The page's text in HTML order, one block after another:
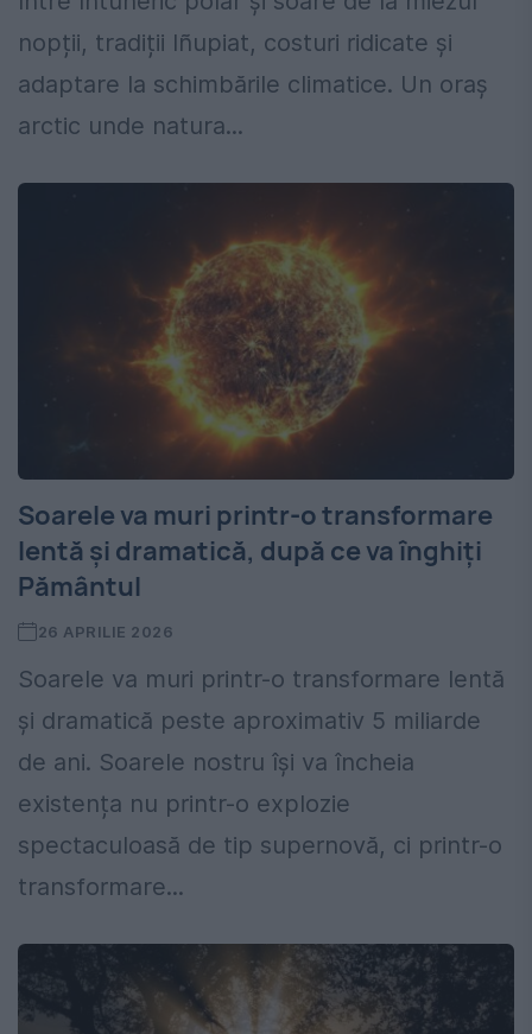
nopții, tradiții Iñupiat, costuri ridicate și
adaptare la schimbările climatice. Un oraș
arctic unde natura...
Soarele va muri printr-o transformare
lentă și dramatică, după ce va înghiți
Pământul
26 APRILIE 2026
Soarele va muri printr-o transformare lentă
și dramatică peste aproximativ 5 miliarde
de ani. Soarele nostru își va încheia
existența nu printr-o explozie
spectaculoasă de tip supernovă, ci printr-o
transformare...